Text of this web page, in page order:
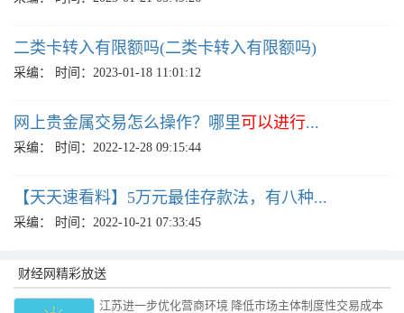
二类卡转入有限额吗(二类卡转入有限额吗)
采编： 时间：2023-01-18 11:01:12
网上贵金属交易怎么操作？哪里 可以进行...
采编： 时间：2022-12-28 09:15:44
【天天速看料】5万元最佳存款法，有八种...
采编： 时间：2022-10-21 07:33:45
财经网精彩放送
江苏进一步优化营商环境 降低市场主体制度性交易成本